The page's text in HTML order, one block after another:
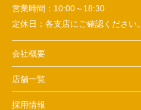
営業時間： 10:00～18:30
定休日： 各支店にご確認ください。
会社概要
店舗一覧
採用情報